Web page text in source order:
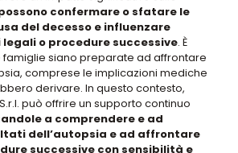
confermare o sfatare le
del decesso e influenzare
o procedure successive. È
siano preparate ad affrontare
comprese le implicazioni mediche
derivare. In questo contesto,
può offrire un supporto continuo
a comprendere e ad
dell’autopsia e ad affrontare
successive con sensibilità e